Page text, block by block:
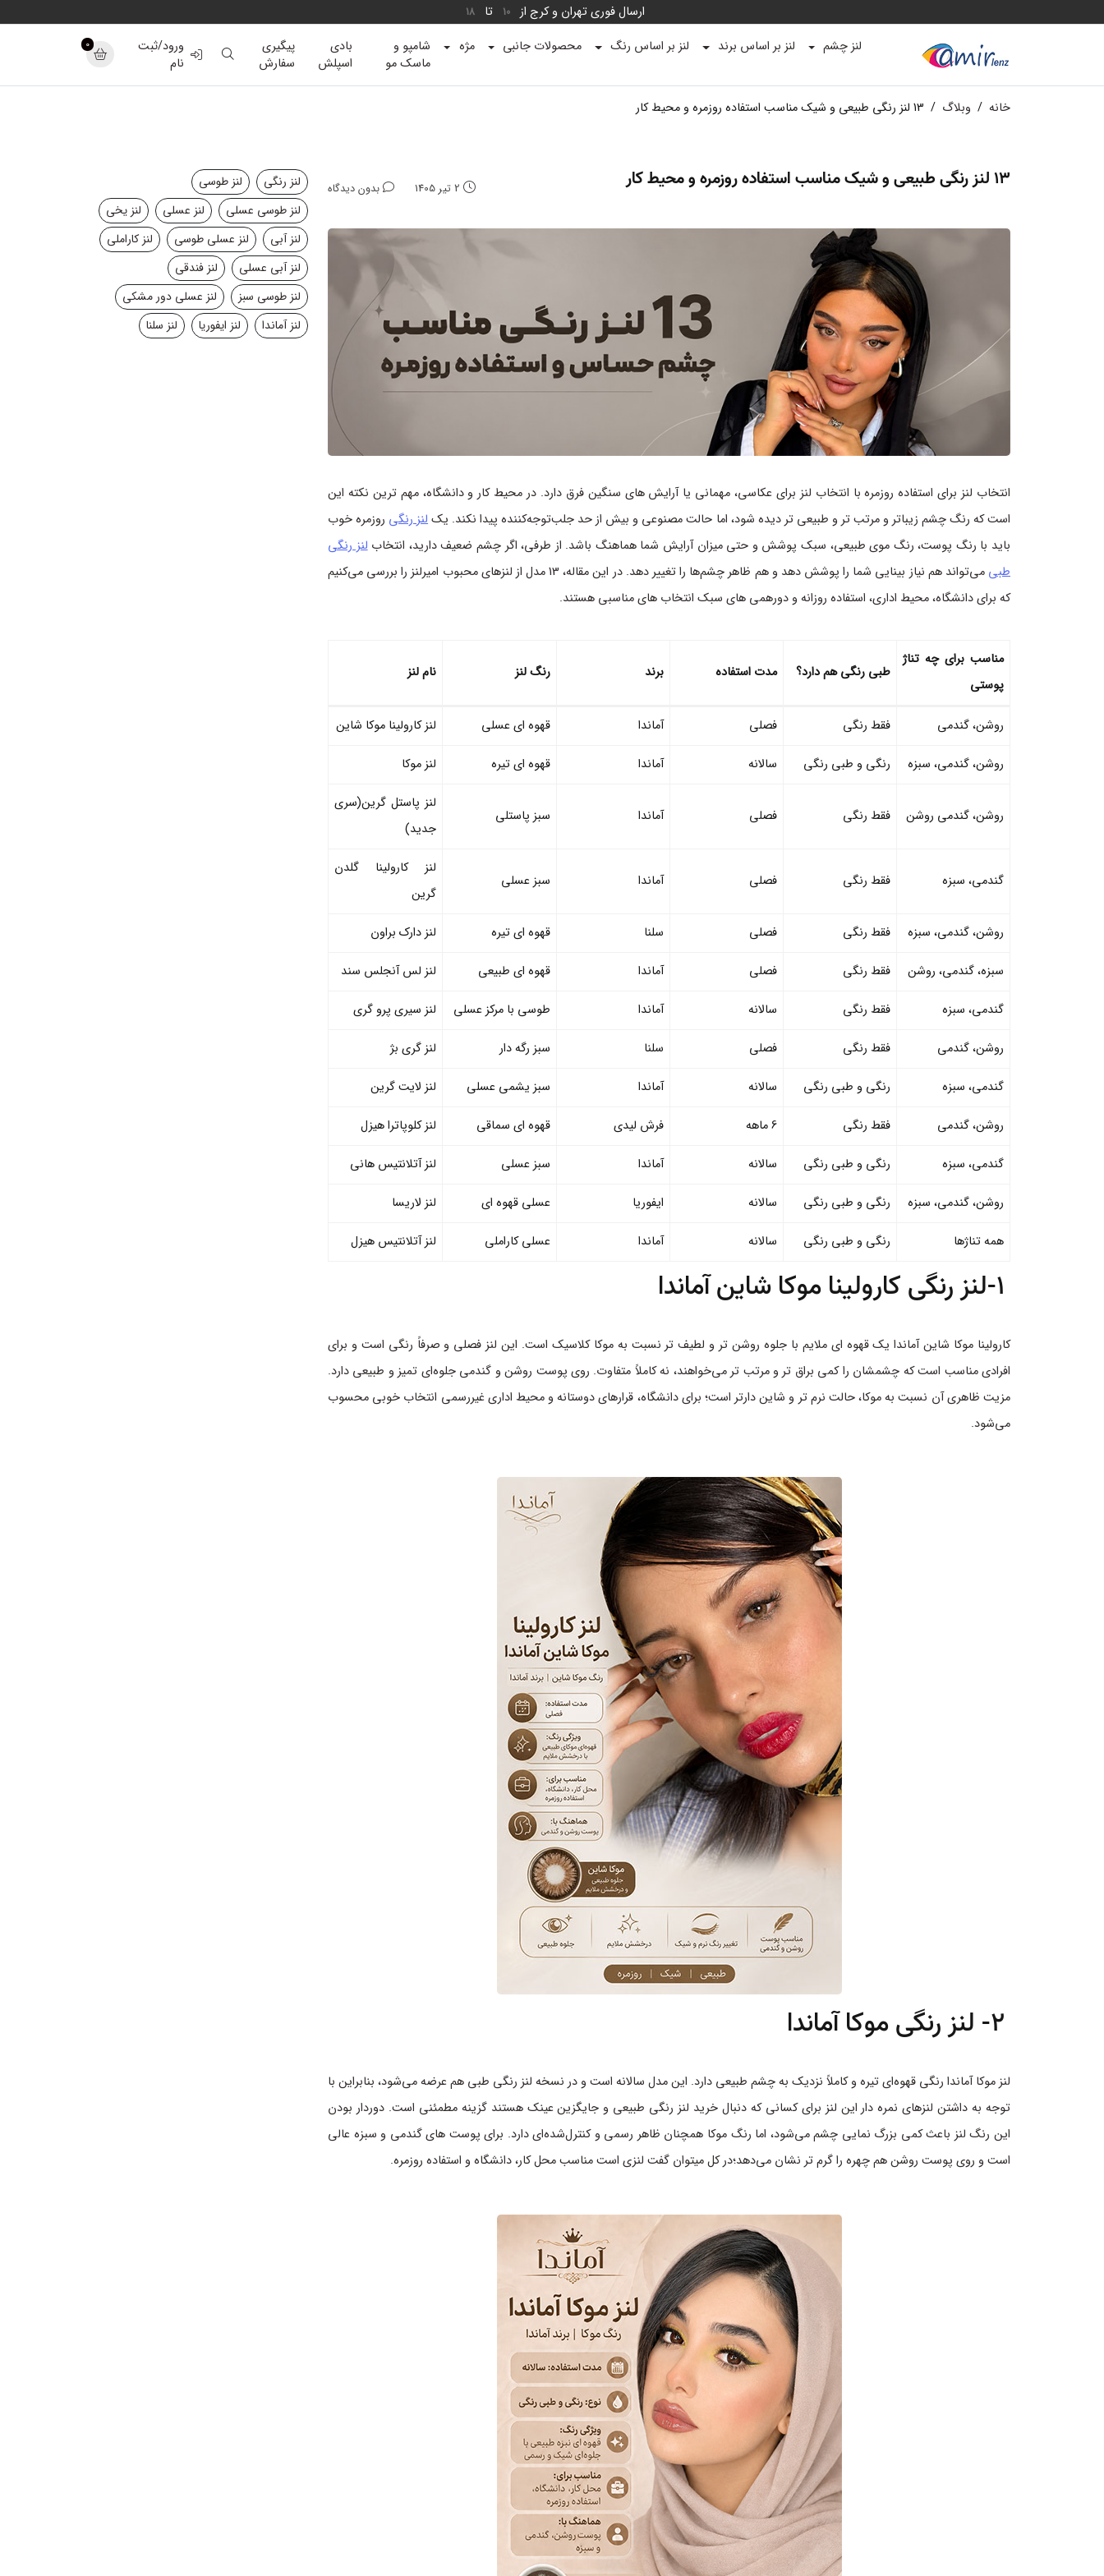
ارسال فوری تهران و کرج از 10 تا 18
لنز چشم لنز بر اساس برند لنز بر اساس رنگ محصولات جانبی مژه
شامپو و
ماسک مو
بادی
اسپلش
پیگیری
سفارش
ورود/ثبت
نام
0
خانه / وبلاگ / 13 لنز رنگی طبیعی و شیک مناسب استفاده روزمره و محیط کار
13 لنز رنگی طبیعی و شیک مناسب استفاده روزمره و محیط کار 2 تیر 1405 بدون دیدگاه
انتخاب لنز برای استفاده روزمره با انتخاب لنز برای عکاسی، مهمانی یا آرایش های سنگین فرق دارد. در محیط کار و دانشگاه، مهم ترین نکته این
است که رنگ چشم زیباتر و مرتب تر و طبیعی تر دیده شود، اما حالت مصنوعی و بیش از حد جلب‌توجه‌کننده پیدا نکند. یکلنز رنگی روزمره خوب
باید با رنگ پوست، رنگ موی طبیعی، سبک پوشش و حتی میزان آرایش شما هماهنگ باشد. از طرفی، اگر چشم ضعیف دارید، انتخابلنز رنگی
طبی
می‌تواند هم نیاز بینایی شما را پوشش دهد و هم ظاهر چشم‌ها را تغییر دهد. در این مقاله، 13 مدل از لنزهای محبوب امیرلنز را بررسی می‌کنیم
که برای دانشگاه، محیط اداری، استفاده روزانه و دورهمی های سبک انتخاب های مناسبی هستند.
مناسب برای چه تناژ
پوستی
طبی رنگی هم دارد؟ مدت استفاده برند رنگ لنز نام لنز
روشن، گندمی فقط رنگی فصلی آماندا قهوه ای عسلی لنز کارولینا موکا شاین
روشن، گندمی، سبزه رنگی و طبی رنگی سالانه آماندا قهوه ای تیره لنز موکا
روشن، گندمی روشن فقط رنگی فصلی آماندا سبز پاستلی
لنز پاستل گرین(سری
جدید)
گندمی، سبزه فقط رنگی فصلی آماندا سبز عسلی
لنز کارولینا گلدن
گرین
روشن، گندمی، سبزه فقط رنگی فصلی سلنا قهوه ای تیره لنز دارک براون
سبزه، گندمی، روشن فقط رنگی فصلی آماندا قهوه ای طبیعی لنز لس آنجلس سند
گندمی، سبزه فقط رنگی سالانه آماندا طوسی با مرکز عسلی لنز سیری پرو گری
روشن، گندمی فقط رنگی فصلی سلنا سبز رگه دار لنز گری بژ
گندمی، سبزه رنگی و طبی رنگی سالانه آماندا سبز یشمی عسلی لنز لایت گرین
روشن، گندمی فقط رنگی 6 ماهه فرش لیدی قهوه ای سماقی لنز کلوپاترا هیزل
گندمی، سبزه رنگی و طبی رنگی سالانه آماندا سبز عسلی لنز آتلانتیس هانی
روشن، گندمی، سبزه رنگی و طبی رنگی سالانه ایفوریا عسلی قهوه ای لنز لاریسا
همه تناژها رنگی و طبی رنگی سالانه آماندا عسلی کاراملی لنز آتلانتیس هیزل
1-لنز رنگی کارولینا موکا شاین آماندا
کارولینا موکا شاین آماندا یک قهوه ای ملایم با جلوه روشن تر و لطیف تر نسبت به موکا کلاسیک است. این لنز فصلی و صرفاً رنگی است و برای
افرادی مناسب است که چشمشان را کمی براق تر و مرتب تر می‌خواهند، نه کاملاً متفاوت. روی پوست روشن و گندمی جلوه‌ای تمیز و طبیعی دارد.
مزیت ظاهری آن نسبت به موکا، حالت نرم تر و شاین دارتر است؛ برای دانشگاه، قرارهای دوستانه و محیط اداری غیررسمی انتخاب خوبی محسوب
می‌شود.
2- لنز رنگی موکا آماندا
لنز موکا آماندا رنگی قهوه‌ای تیره و کاملاً نزدیک به چشم طبیعی دارد. این مدل سالانه است و در نسخه لنز رنگی طبی هم عرضه می‌شود، بنابراین با
توجه به داشتن لنزهای نمره دار این لنز برای کسانی که دنبال خرید لنز رنگی طبیعی و جایگزین عینک هستند گزینه مطمئنی است. دوردار بودن
این رنگ لنز باعث کمی بزرگ نمایی چشم می‌شود، اما رنگ موکا همچنان ظاهر رسمی و کنترل‌شده‌ای دارد. برای پوست های گندمی و سبزه عالی
است و روی پوست روشن هم چهره را گرم تر نشان می‌دهد؛در کل میتوان گفت لنزی است مناسب محل کار، دانشگاه و استفاده روزمره.
لنز رنگی
لنز طوسی
لنز طوسی عسلی
لنز عسلی
لنز یخی
لنز آبی
لنز عسلی طوسی
لنز کاراملی
لنز آبی عسلی
لنز فندقی
لنز طوسی سبز
لنز عسلی دور مشکی
لنز آماندا
لنز ایفوریا لنز سلنا